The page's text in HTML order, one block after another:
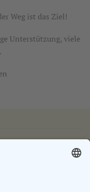
Weg ist das Ziel!
Unterstützung, viele
KONTAKT & ANFAHRT
Schulzentrum der